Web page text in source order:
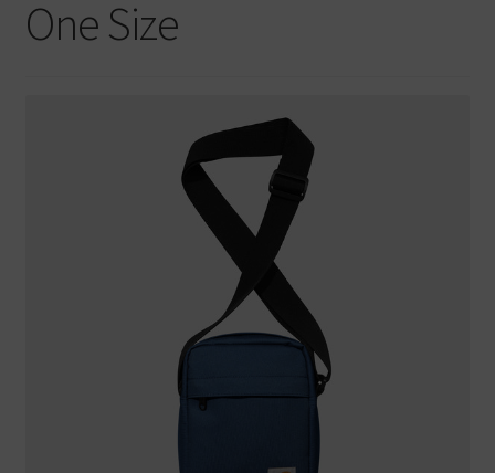
Mein Konto
One Size